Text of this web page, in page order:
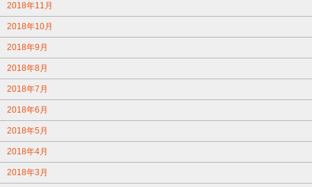
2018年11月
2018年10月
2018年9月
2018年8月
2018年7月
2018年6月
2018年5月
2018年4月
2018年3月